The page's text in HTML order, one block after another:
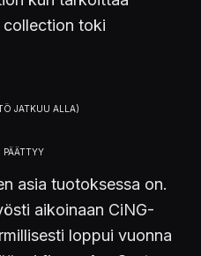
collection toki
asia tuotoksessa on.
aikoinaan CiNG-
loppui vuonna